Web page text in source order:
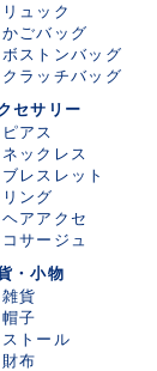
リュック
かごバッグ
ボストンバッグ
クラッチバッグ
セサリー
ピアス
ネックレス
ブレスレット
リング
ヘアアクセ
コサージュ
・小物
雑貨
帽子
ストール
財布